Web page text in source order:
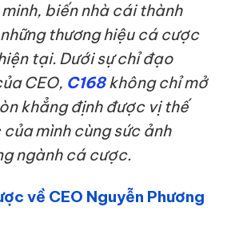
biến nhà cái thành
thương hiệu cá cược
tại. Dưới sự chỉ đạo
CEO, C168không chỉ mở
khẳng định được vị thế
mình cùng sức ảnh
ngành cá cược.
về CEO Nguyễn Phương